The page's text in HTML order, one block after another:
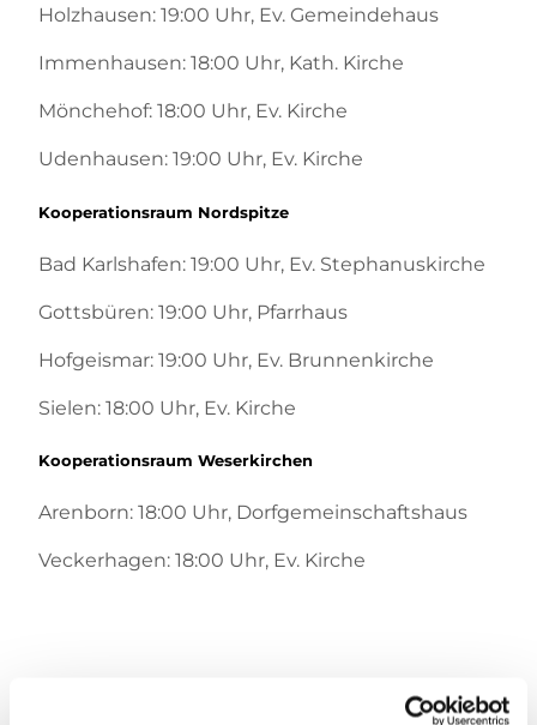
Holzhausen: 19:00 Uhr, Ev. Gemeindehaus
Immenhausen: 18:00 Uhr, Kath. Kirche
Mönchehof: 18:00 Uhr, Ev. Kirche
Udenhausen: 19:00 Uhr, Ev. Kirche
Kooperationsraum Nordspitze
Bad Karlshafen: 19:00 Uhr, Ev. Stephanuskirche
Gottsbüren: 19:00 Uhr, Pfarrhaus
Hofgeismar: 19:00 Uhr, Ev. Brunnenkirche
Sielen: 18:00 Uhr, Ev. Kirche
Kooperationsraum Weserkirchen
Arenborn: 18:00 Uhr, Dorfgemeinschaftshaus
Veckerhagen: 18:00 Uhr, Ev. Kirche